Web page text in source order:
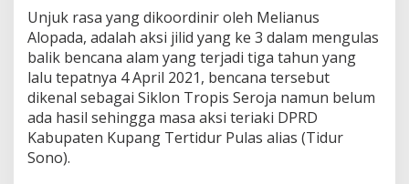
Unjuk rasa yang dikoordinir oleh Melianus
Alopada, adalah aksi jilid yang ke 3 dalam mengulas
balik bencana alam yang terjadi tiga tahun yang
lalu tepatnya 4 April 2021, bencana tersebut
dikenal sebagai Siklon Tropis Seroja namun belum
ada hasil sehingga masa aksi teriaki DPRD
Kabupaten Kupang Tertidur Pulas alias (Tidur
Sono).